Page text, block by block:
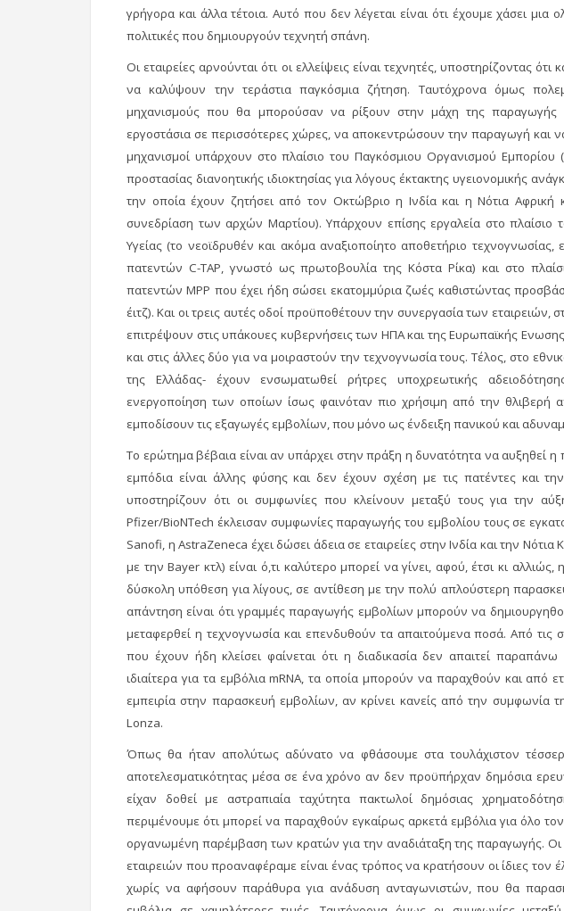
γρήγορα και άλλα τέτοια. Αυτό που δεν λέγεται είναι ότι έχουμε χάσει μια
πολιτικές που δημιουργούν τεχνητή σπάνη.
Οι εταιρείες αρνούνται ότι οι ελλείψεις είναι τεχνητές, υποστηρίζοντας ότι
να καλύψουν την τεράστια παγκόσμια ζήτηση. Ταυτόχρονα όμως
μηχανισμούς που θα μπορούσαν να ρίξουν στην μάχη της παραγωγής
εργοστάσια σε περισσότερες χώρες, να αποκεντρώσουν την παραγωγή και να
μηχανισμοί υπάρχουν στο πλαίσιο του Παγκόσμιου Οργανισμού
προστασίας διανοητικής ιδιοκτησίας για λόγους έκτακτης υγειονομικής
την οποία έχουν ζητήσει από τον Οκτώβριο η Ινδία και η Νότια Αφρική
συνεδρίαση των αρχών Μαρτίου). Υπάρχουν επίσης εργαλεία στο πλαίσιο
Υγείας (το νεοϊδρυθέν και ακόμα αναξιοποίητο αποθετήριο
πατεντών C-TAP, γνωστό ως πρωτοβουλία της Κόστα Ρίκα) και στο
πατεντών MPP που έχει ήδη σώσει εκατομμύρια ζωές καθιστώντας
έιτζ). Και οι τρεις αυτές οδοί προϋποθέτουν την συνεργασία των
επιτρέψουν στις υπάκουες κυβερνήσεις των ΗΠΑ και της Ευρωπαϊκής
και στις άλλες δύο για να μοιραστούν την τεχνογνωσία τους. Τέλος, στο
της Ελλάδας- έχουν ενσωματωθεί ρήτρες υποχρεωτικής
ενεργοποίηση των οποίων ίσως φαινόταν πιο χρήσιμη από την
εμποδίσουν τις εξαγωγές εμβολίων, που μόνο ως ένδειξη πανικού και
Το ερώτημα βέβαια είναι αν υπάρχει στην πράξη η δυνατότητα να αυξηθεί
εμπόδια είναι άλλης φύσης και δεν έχουν σχέση με τις πατέντες και
υποστηρίζουν ότι οι συμφωνίες που κλείνουν μεταξύ τους για την
Pfizer/BioNTech έκλεισαν συμφωνίες παραγωγής του εμβολίου τους σε
Sanofi, η AstraZeneca έχει δώσει άδεια σε εταιρείες στην Ινδία και την
με την Bayer κτλ) είναι ό,τι καλύτερο μπορεί να γίνει, αφού, έτσι κι
δύσκολη υπόθεση για λίγους, σε αντίθεση με την πολύ απλούστερη
απάντηση είναι ότι γραμμές παραγωγής εμβολίων μπορούν να
μεταφερθεί η τεχνογνωσία και επενδυθούν τα απαιτούμενα ποσά. Από τις
που έχουν ήδη κλείσει φαίνεται ότι η διαδικασία δεν απαιτεί
ιδιαίτερα για τα εμβόλια mRNA, τα οποία μπορούν να παραχθούν και από
εμπειρία στην παρασκευή εμβολίων, αν κρίνει κανείς από την συμφωνία
Lonza.
Όπως θα ήταν απολύτως αδύνατο να φθάσουμε στα τουλάχιστον
αποτελεσματικότητας μέσα σε ένα χρόνο αν δεν προϋπήρχαν δημόσια
είχαν δοθεί με αστραπιαία ταχύτητα πακτωλοί δημόσιας
περιμένουμε ότι μπορεί να παραχθούν εγκαίρως αρκετά εμβόλια για όλο
οργανωμένη παρέμβαση των κρατών για την αναδιάταξη της παραγωγής.
εταιρειών που προαναφέραμε είναι ένας τρόπος να κρατήσουν οι ίδιες τον
χωρίς να αφήσουν παράθυρα για ανάδυση ανταγωνιστών, που θα